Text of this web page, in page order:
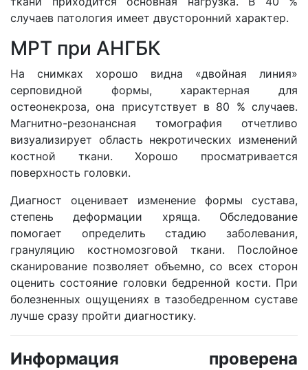
случаев патология имеет двусторонний характер.
МРТ при АНГБК
На снимках хорошо видна «двойная линия»
серповидной формы, характерная для
остеонекроза, она присутствует в 80 % случаев.
Магнитно-резонансная томография отчетливо
визуализирует область некротических изменений
костной ткани. Хорошо просматривается
поверхность головки.
Диагност оценивает изменение формы сустава,
степень деформации хряща. Обследование
помогает определить стадию заболевания,
грануляцию костномозговой ткани. Послойное
сканирование позволяет объемно, со всех сторон
оценить состояние головки бедренной кости. При
болезненных ощущениях в тазобедренном суставе
лучше сразу пройти диагностику.
Информация проверена